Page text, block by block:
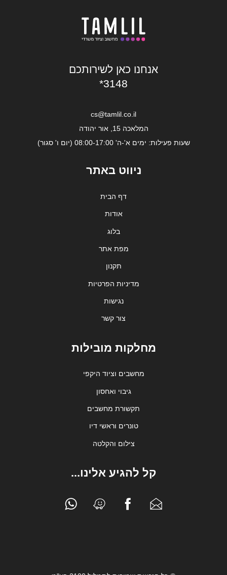
אנחנו כאן לשירותכם
*3148
cs@tamlil.co.il
המלאכה 15, אור יהודה
שעות פעילות: ימים א'-ה' 08:00-17:00 (יום ו' סגור)
ניווט באתר
דף הבית
אודות
בלוג
מפת אתר
תקנון
מדיניות הפרטיות
נגישות
צור קשר
מחלקות מובילות
מחשבים וציוד היקפי
גיבוי ואחסון
תקשורת מחשבים
טונרים וראשי דיו
צילום והקלטה
קל להגיע אלינו...